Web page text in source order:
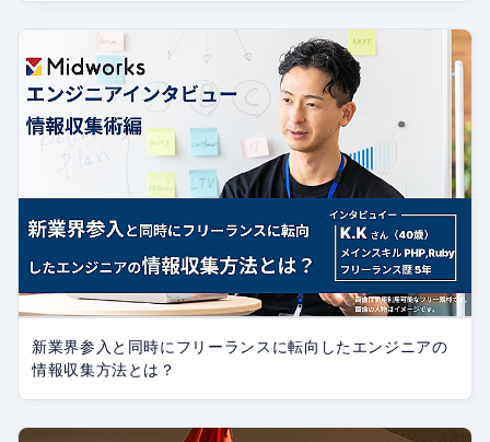
新業界参入と同時にフリーランスに転向したエンジニアの
情報収集方法とは？